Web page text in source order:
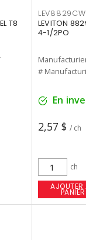
T8
LEVITON
4-1/2PO
#
En
2,57 $ / ch
ch
AJOUTER
PANIER